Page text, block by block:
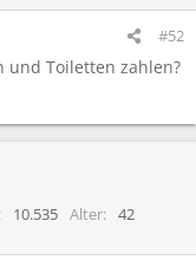
#52
und Toiletten zahlen?
10.535 Alter
42